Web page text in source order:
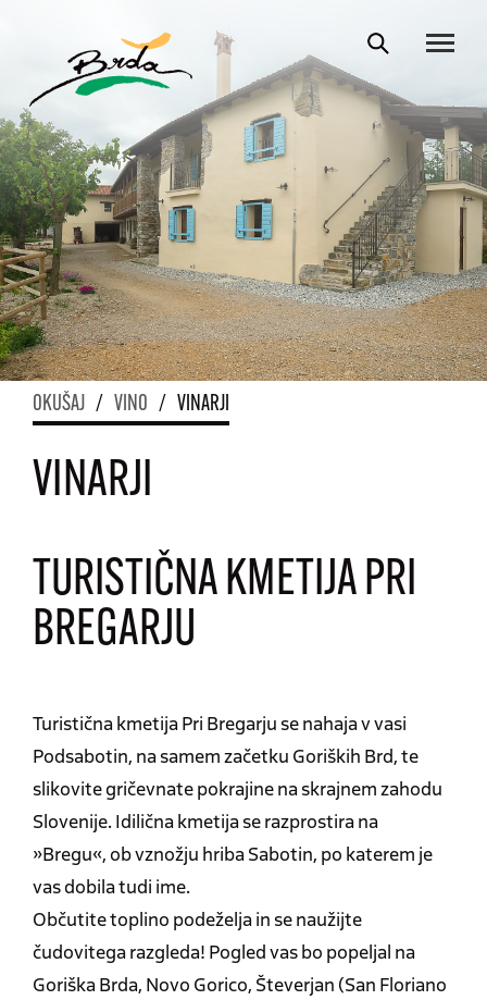
OKUŠAJ / VINO / VINARJI
VINARJI
TURISTIČNA KMETIJA PRI
BREGARJU
Turistična kmetija Pri Bregarju se nahaja v vasi
Podsabotin, na samem začetku Goriških Brd, te
slikovite gričevnate pokrajine na skrajnem zahodu
Slovenije. Idilična kmetija se razprostira na
»Bregu«, ob vznožju hriba Sabotin, po katerem je
vas dobila tudi ime.
Občutite toplino podeželja in se naužijte
čudovitega razgleda! Pogled vas bo popeljal na
Goriška Brda, Novo Gorico, Števerjan (San Floriano